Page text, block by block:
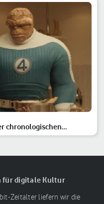
chronologischen
für digitale Kultur
Zeitalter liefern wir die